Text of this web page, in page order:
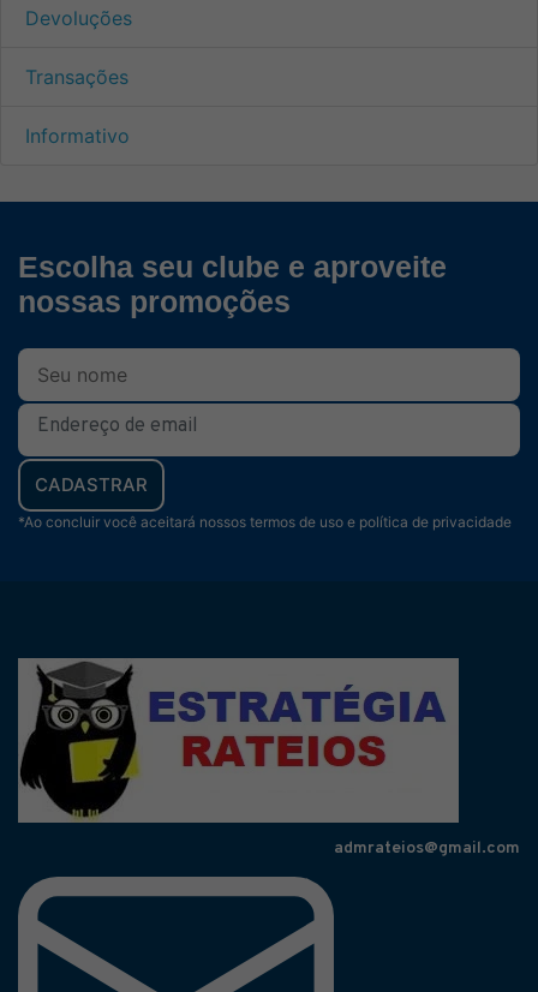
Devoluções
Transações
Informativo
Escolha seu clube e aproveite
nossas promoções
CADASTRAR
*Ao concluir você aceitará nossos termos de uso e política de privacidade
admrateios@gmail.com